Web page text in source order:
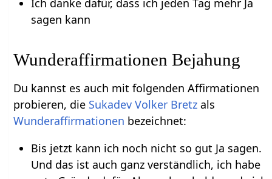
sagen kann
Wunderaffirmationen Bejahung
Du kannst es auch mit folgenden Affirmationen
probieren, die Sukadev Volker Bretz als
Wunderaffirmationen bezeichnet:
Bis jetzt kann ich noch nicht so gut Ja sagen.
Und das ist auch ganz verständlich, ich habe